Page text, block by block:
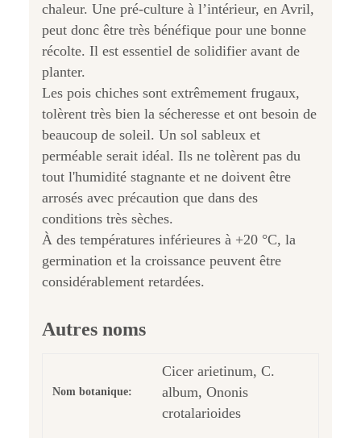
chaleur. Une pré-culture à l’intérieur, en Avril,
peut donc être très bénéfique pour une bonne
récolte. Il est essentiel de solidifier avant de
planter.
Les pois chiches sont extrêmement frugaux,
tolèrent très bien la sécheresse et ont besoin de
beaucoup de soleil. Un sol sableux et
perméable serait idéal. Ils ne tolèrent pas du
tout l'humidité stagnante et ne doivent être
arrosés avec précaution que dans des
conditions très sèches.
À des températures inférieures à +20 °C, la
germination et la croissance peuvent être
considérablement retardées.
Autres noms
Nom botanique:
Cicer arietinum, C.
album, Ononis
crotalarioides